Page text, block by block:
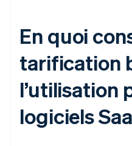
En quoi
tarification
l’utilisation
logiciels